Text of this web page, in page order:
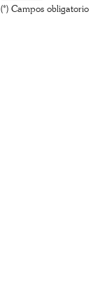
(*) Campos obligatorio